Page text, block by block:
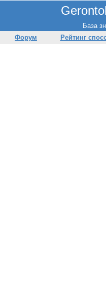
База
Форум Рейтинг